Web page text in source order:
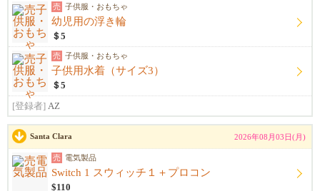
売 子供服・おもちゃ
幼児用の浮き輪
＄5
売 子供服・おもちゃ
子供用水着（サイズ3）
＄5
[登録者] AZ
Santa Clara 2026年08月03日(月)
売 電気製品
Switch 1 スウィッチ１＋プロコン
$110